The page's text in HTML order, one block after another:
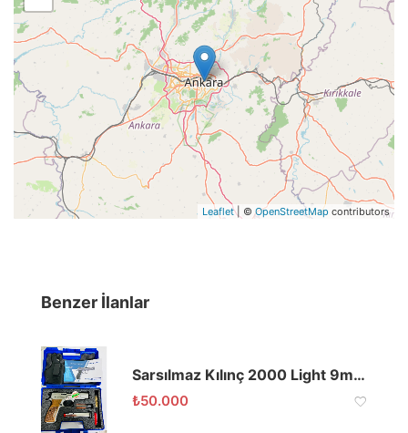
Leaflet| © OpenStreetMap contributors
Benzer İlanlar
Sarsılmaz Kılınç 2000 Light 9mm Mat Çelik
₺50.000